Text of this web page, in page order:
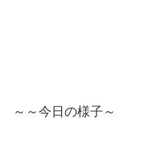
～～今日の様子～